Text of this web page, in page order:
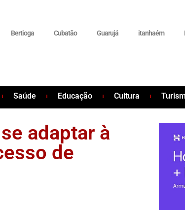
Bertioga Cubatão Guarujá itanhaém
Saúde Educação Cultura
adaptar à
de